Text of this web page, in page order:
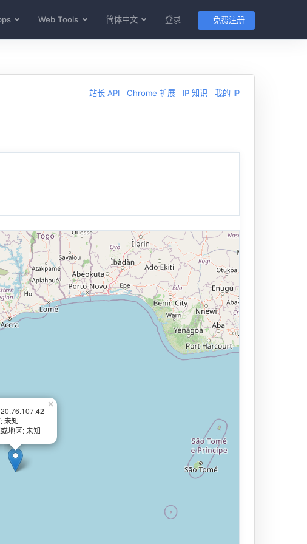
Web Tools 简体中文 登录 免费注册
站长 API Chrome 扩展 IP 知识 我的 IP
未知
地区: 未知
×